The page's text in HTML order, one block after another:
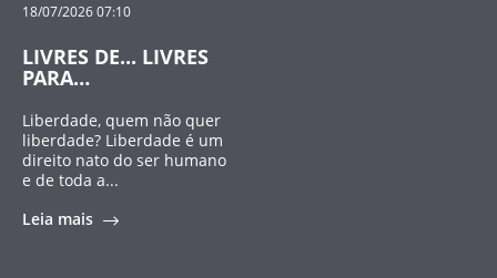
18/07/2026 07:10
LIVRES DE... LIVRES
PARA…
Liberdade, quem não quer
liberdade? Liberdade é um
direito nato do ser humano
e de toda a...
Leia mais